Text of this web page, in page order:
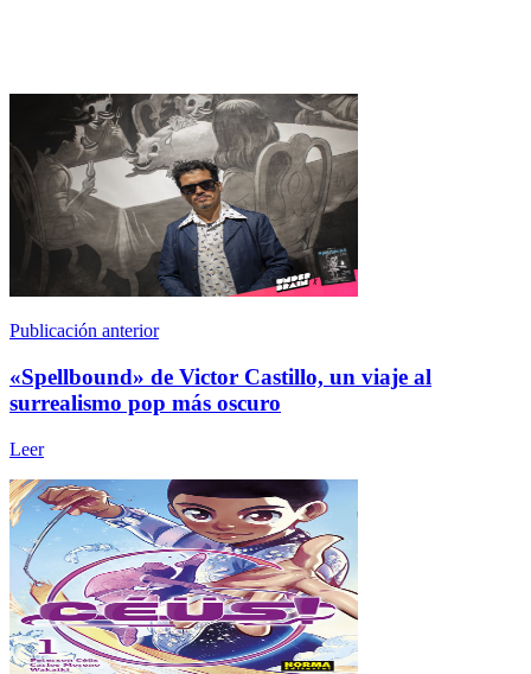
Publicación anterior
«Spellbound» de Victor Castillo, un viaje al
surrealismo pop más oscuro
Leer